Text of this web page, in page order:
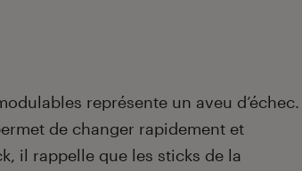
représente un aveu d’échec.
de changer rapidement et
il rappelle que les sticks de la